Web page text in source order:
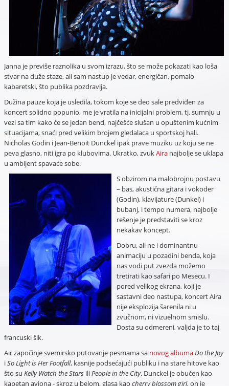
Janna je previše raznolika u svom izrazu, što se može pokazati kao loša
stvar na duže staze, ali sam nastup je vedar, energičan, pomalo
kabaretski, što publika pozdravlja.
Dužina pauze koja je usledila, tokom koje se deo sale predviđen za
koncert solidno popunio, me je vratila na inicijalni problem, tj. sumnju u
vezi sa tim kako će se jedan bend, najčešće slušan u opuštenim kućnim
situacijama, snaći pred velikim brojem gledalaca u sportskoj hali.
Nicholas Godin i Jean-Benoit Dunckel ipak prave muziku uz koju se ne
peva glasno, niti igra po klubovima. Ukratko, zvukAira najbolje se uklapa
u ambijent spavaće sobe.
S obzirom na malobrojnu postavu
– bas, akustična gitara i vokoder
(Godin), klavijature (Dunkel) i
bubanj, i tempo numera, najbolje
rešenje je predstaviti se kroz
nekakav koncept.
Dobru, ali ne i dominantnu
animaciju u pozadini benda, koja
nas vodi put zvezda možemo
tretirati kao safari po Mesecu. I
pored velikog ekrana, koji je
sastavni deo nastupa, koncert Aira
nije eksplozija šarenila ni u
zvučnom, ni vizuelnom smislu.
Dosta su odmereni, valjda je to taj
francuski šik.
Air započinje svemirsko putovanje pesmama sa novog albumaDo the Joy
iSo Light is Her Footfall, kasnije podsećajući publiku i na stare hitove kao
što su Kelly Watch the StarsiliPeople in the City. Dunckel je obučen kao
kapetan aviona - skroz u belom, glasa kao cherry blossom girl, on je